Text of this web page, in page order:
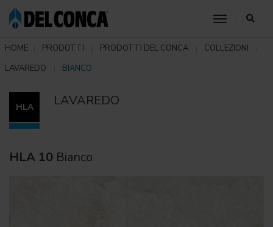
toggle
HOME PRODOTTI PRODOTTI DEL CONCA
COLLEZIONI
LAVAREDO
BIANCO
HLA LAVAREDO
HLA 10 Bianco